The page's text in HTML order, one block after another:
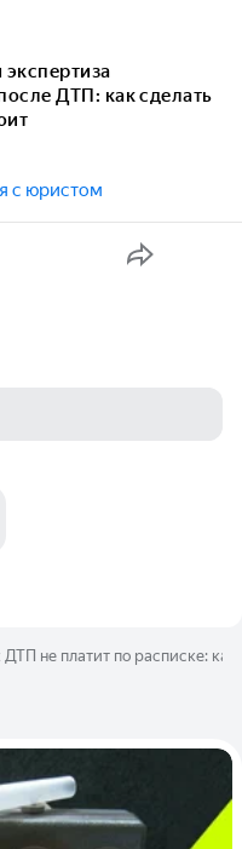
ДТП: как сделать
с юристом
ДТП не платит по расписке: